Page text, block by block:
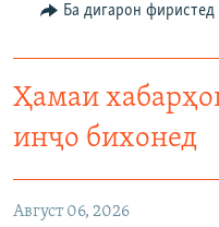
Ба дигарон фиристед
Ҳамаи
инҷо бихонед
Август 06, 2026